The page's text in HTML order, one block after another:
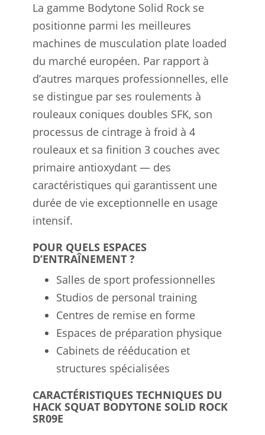
La gamme Bodytone Solid Rock se
positionne parmi les meilleures
machines de musculation plate loaded
du marché européen. Par rapport à
d’autres marques professionnelles, elle
se distingue par ses roulements à
rouleaux coniques doubles SFK, son
processus de cintrage à froid à 4
rouleaux et sa finition 3 couches avec
primaire antioxydant — des
caractéristiques qui garantissent une
durée de vie exceptionnelle en usage
intensif.
POUR QUELS ESPACES
D’ENTRAÎNEMENT ?
Salles de sport professionnelles
Studios de personal training
Centres de remise en forme
Espaces de préparation physique
Cabinets de rééducation et
structures spécialisées
CARACTÉRISTIQUES TECHNIQUES DU
HACK SQUAT BODYTONE SOLID ROCK
SR09E